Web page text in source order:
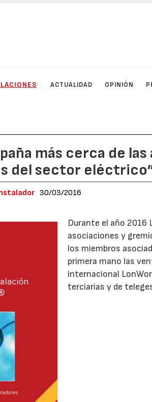
ACTUALIDAD OPINIÓN
más cerca de
del sector
30/03/2016
Durante el año 2016
asociaciones y
los miembros
primera mano las
internacional
terciarias y de